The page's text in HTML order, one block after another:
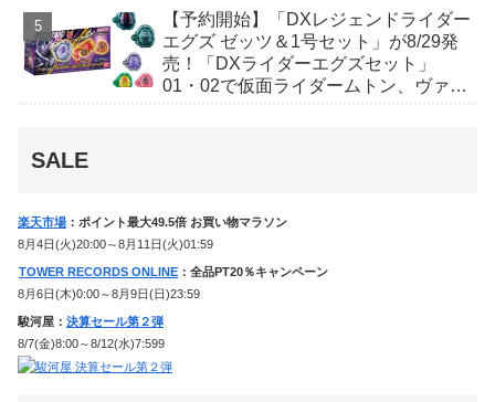
【予約開始】「DXレジェンドライダー
エグズ ゼッツ＆1号セット」が8/29発
売！「DXライダーエグズセット」
01・02で仮面ライダームトン、ヴァン
SALE
楽天市場 ：ポイント最大49.5倍 お買い物マラソン
8月4日(火)20:00～8月11日(火)01:59
TOWER RECORDS ONLINE ：全品PT20％キャンペーン
8月6日(木)0:00～8月9日(日)23:59
駿河屋： 決算セール第２弾
8/7(金)8:00～8/12(水)7:599